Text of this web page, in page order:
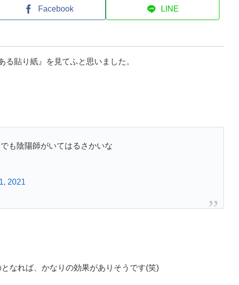
Facebook LINE
る貼り紙』を見てふと思いました。
も陰陽師がいてはるさかいな
2021
なれば、かなりの効果がありそうです(笑)